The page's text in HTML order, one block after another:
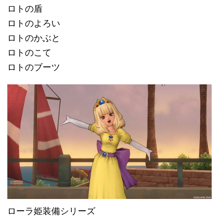
ロトの盾
ロトのよろい
ロトのかぶと
ロトのこて
ロトのブーツ
ローラ姫装備シリーズ